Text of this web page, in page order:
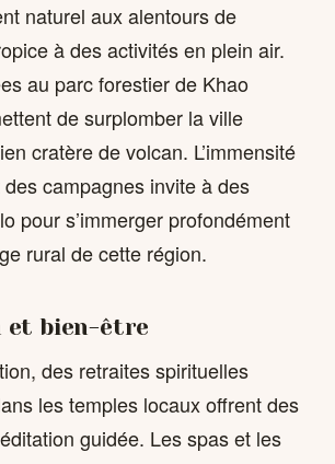
naturel aux alentours de
à des activités en plein air.
au parc forestier de Khao
de surplomber la ville
cratère de volcan. L’immensité
campagnes invite à des
pour s’immerger profondément
rural de cette région.
et bien-être
des retraites spirituelles
les temples locaux offrent des
guidée. Les spas et les